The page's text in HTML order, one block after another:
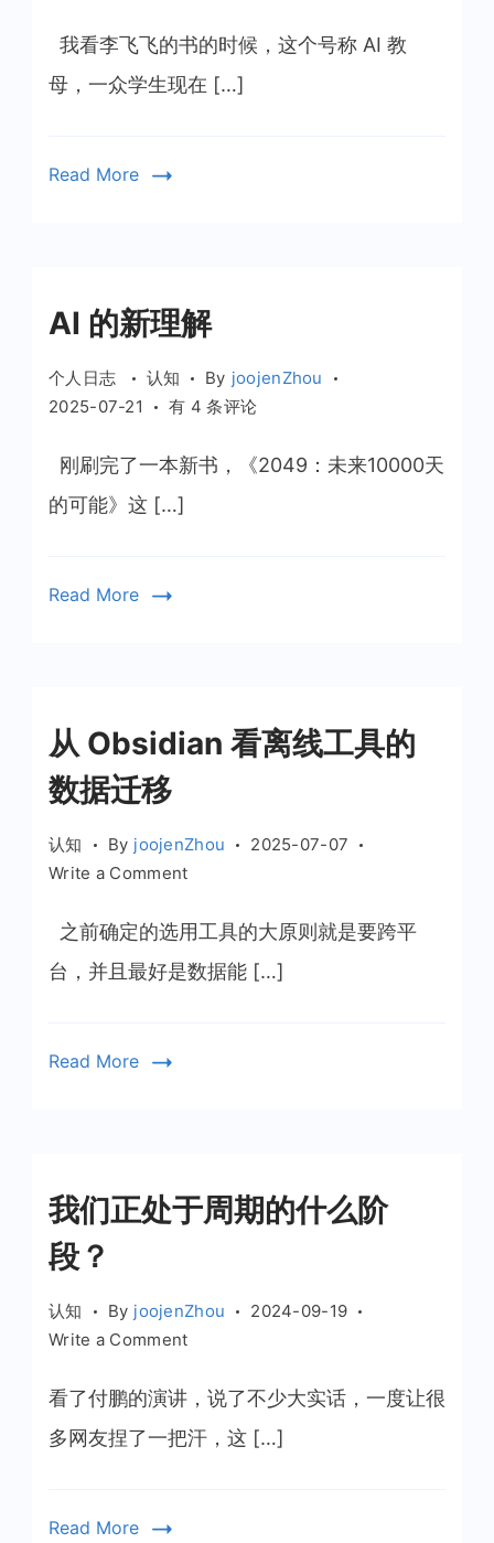
AI
犯
罪
开
现
我看李飞飞的书的时候，这个号称 AI 教
母，一众学生现在 […]
Read More
AI 的新理解
个人日志 认知 By joojenZhou
2025-07-21
AI
新
理
解
有 4 条评论
刚刷完了一本新书，《2049：未来10000天
的可能》这 […]
Read More
从 Obsidian 看离线工具的
数据迁移
认知 By joojenZhou
2025-07-07
Write a Commenton
Obsidian
看
离
移
之前确定的选用工具的大原则就是要跨平
台，并且最好是数据能 […]
Read More
我们正处于周期的什么阶
段？
认知 By joojenZhou
2024-09-19
Write a Commenton
们
正
处
看了付鹏的演讲，说了不少大实话，一度让很
多网友捏了一把汗，这 […]
Read More